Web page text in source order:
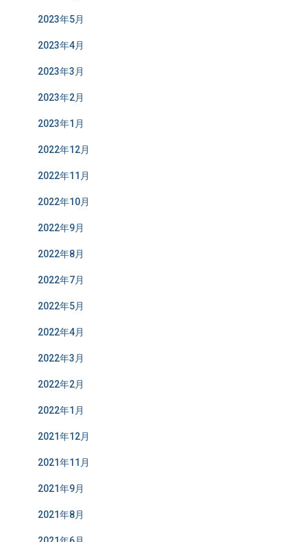
2023年5月
2023年4月
2023年3月
2023年2月
2023年1月
2022年12月
2022年11月
2022年10月
2022年9月
2022年8月
2022年7月
2022年5月
2022年4月
2022年3月
2022年2月
2022年1月
2021年12月
2021年11月
2021年9月
2021年8月